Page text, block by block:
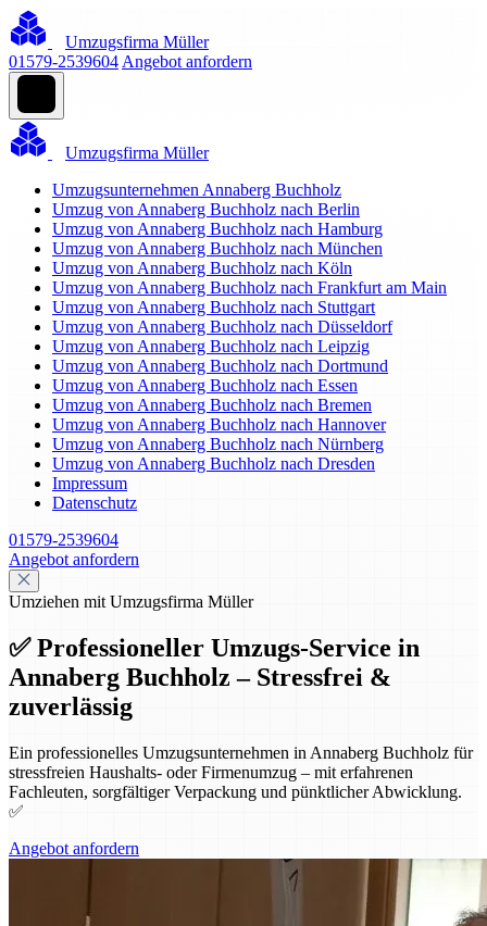
Umzugsfirma Müller
01579-2539604 Angebot anfordern
Umzugsfirma Müller
Umzugsunternehmen Annaberg Buchholz
Umzug von Annaberg Buchholz nach Berlin
Umzug von Annaberg Buchholz nach Hamburg
Umzug von Annaberg Buchholz nach München
Umzug von Annaberg Buchholz nach Köln
Umzug von Annaberg Buchholz nach Frankfurt am Main
Umzug von Annaberg Buchholz nach Stuttgart
Umzug von Annaberg Buchholz nach Düsseldorf
Umzug von Annaberg Buchholz nach Leipzig
Umzug von Annaberg Buchholz nach Dortmund
Umzug von Annaberg Buchholz nach Essen
Umzug von Annaberg Buchholz nach Bremen
Umzug von Annaberg Buchholz nach Hannover
Umzug von Annaberg Buchholz nach Nürnberg
Umzug von Annaberg Buchholz nach Dresden
Impressum
Datenschutz
01579-2539604
Angebot anfordern
Umziehen mit Umzugsfirma Müller
✅ Professioneller Umzugs-Service in
Annaberg Buchholz – Stressfrei &
zuverlässig
Ein professionelles Umzugsunternehmen in Annaberg Buchholz für
stressfreien Haushalts- oder Firmenumzug – mit erfahrenen
Fachleuten, sorgfältiger Verpackung und pünktlicher Abwicklung.
✅
Angebot anfordern